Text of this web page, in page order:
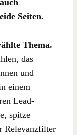
Seiten.
Thema.
das
und
einem
Lead-
spitze
Relevanzfilter